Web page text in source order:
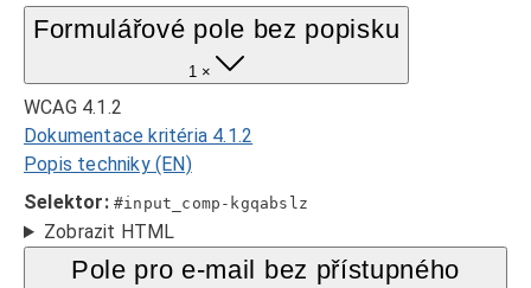
Formulářové pole bez popisku
1 ×
WCAG 4.1.2
Dokumentace kritéria 4.1.2
Popis techniky (EN)
Selektor: #input_comp-kgqabslz
Zobrazit HTML
Pole pro e-mail bez přístupného